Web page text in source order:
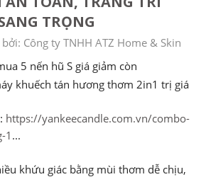
TRỌNG
Công ty TNHH ATZ Home & Skin
5 nến hũ S giá giảm còn
khuếch tán hương thơm 2in1 trị giá
https://yankeecandle.com.vn/combo-
1 ...
khứu giác bằng mùi thơm dễ chịu,